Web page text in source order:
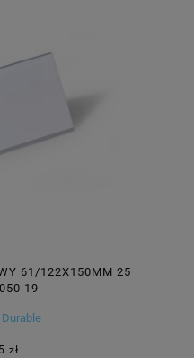
61/122X150MM 25
19
Durable
zł